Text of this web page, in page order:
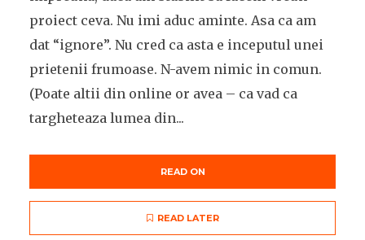
proiect ceva. Nu imi aduc aminte. Asa ca am
dat “ignore”. Nu cred ca asta e inceputul unei
prietenii frumoase. N-avem nimic in comun.
(Poate altii din online or avea – ca vad ca
targheteaza lumea din...
READ ON
READ LATER